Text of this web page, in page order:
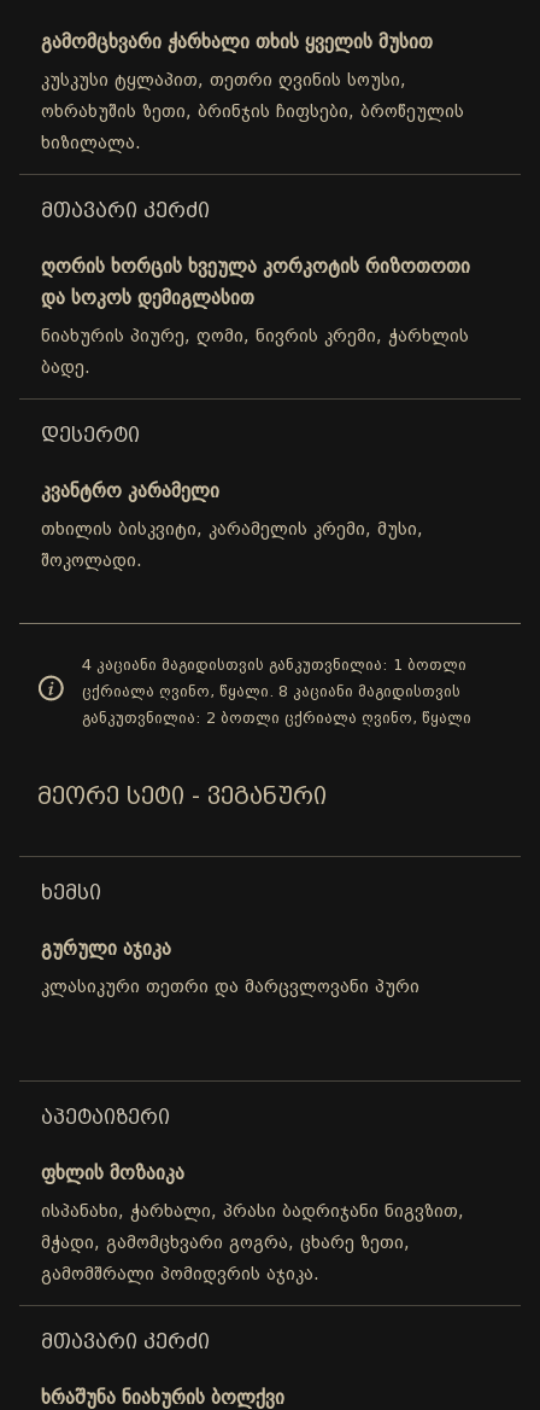
გამომცხვარი ჭარხალი თხის ყველის მუსით
კუსკუსი ტყლაპით, თეთრი ღვინის სოუსი,
ოხრახუშის ზეთი, ბრინჯის ჩიფსები, ბროწეულის
ხიზილალა.
ᲛᲗᲐᲕᲐᲠᲘ ᲙᲔᲠᲫᲘ
ღორის ხორცის ხვეულა კორკოტის რიზოთოთი
და სოკოს დემიგლასით
ნიახურის პიურე, ღომი, ნივრის კრემი, ჭარხლის
ბადე.
ᲓᲔᲡᲔᲠᲢᲘ
კვანტრო კარამელი
თხილის ბისკვიტი, კარამელის კრემი, მუსი,
შოკოლადი.
4 კაციანი მაგიდისთვის განკუთვნილია: 1 ბოთლი
ცქრიალა ღვინო, წყალი. 8 კაციანი მაგიდისთვის
განკუთვნილია: 2 ბოთლი ცქრიალა ღვინო, წყალი
ᲛᲔᲝᲠᲔ ᲡᲔᲢᲘ - ᲕᲔᲒᲐᲜᲣᲠᲘ
ᲮᲔᲛᲡᲘ
გურული აჯიკა
კლასიკური თეთრი და მარცვლოვანი პური
ᲐᲞᲔᲢᲐᲘᲖᲔᲠᲘ
ფხლის მოზაიკა
ისპანახი, ჭარხალი, პრასი ბადრიჯანი ნიგვზით,
მჭადი, გამომცხვარი გოგრა, ცხარე ზეთი,
გამომშრალი პომიდვრის აჯიკა.
ᲛᲗᲐᲕᲐᲠᲘ ᲙᲔᲠᲫᲘ
ხრაშუნა ნიახურის ბოლქვი